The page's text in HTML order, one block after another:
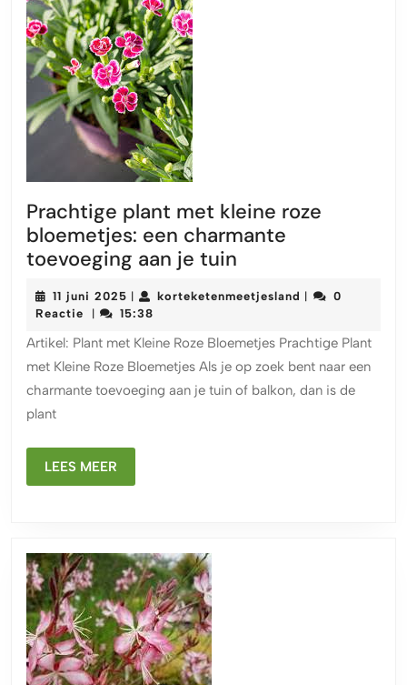
Prachtige plant met kleine roze
bloemetjes: een charmante
toevoeging aan je tuin
met
roze
bloemetjes:
een
11 juni 2025 11
juni
| korteketenmeetjesland |
0
Reactie
| 15:38
Artikel: Plant met Kleine Roze Bloemetjes Prachtige Plant
met Kleine Roze Bloemetjes Als je op zoek bent naar een
charmante toevoeging aan je tuin of balkon, dan is de
plant
LEES MEER
MEER